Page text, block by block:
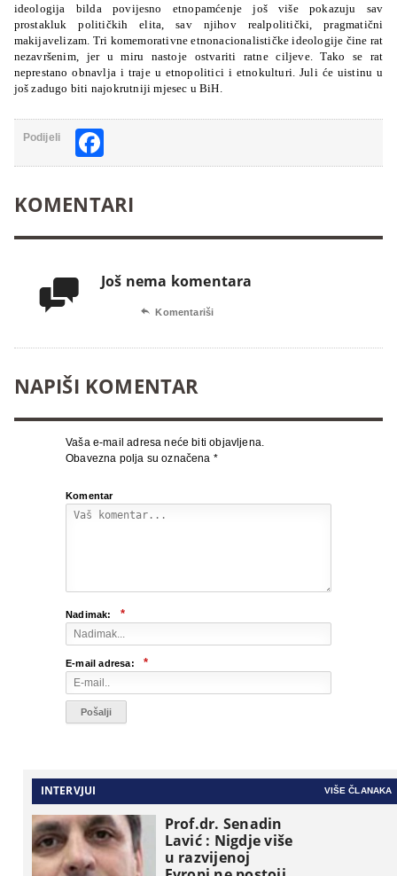
ideologija bilda povijesno etnopamćenje još više pokazuju sav
prostakluk političkih elita, sav njihov realpolitički, pragmatični
makijavelizam. Tri komemorativne etnonacionalističke ideologije čine rat
nezavršenim, jer u miru nastoje ostvariti ratne ciljeve. Tako se rat
neprestano obnavlja i traje u etnopolitici i etnokulturi. Juli će uistinu u
još zadugo biti najokrutniji mjesec u BiH.
Podijeli
KOMENTARI
 Još nema komentara
 Komentariši
NAPIŠI KOMENTAR
Vaša e-mail adresa neće biti objavljena.
Obavezna polja su označena *
Komentar
Nadimak: *
E-mail adresa: *
INTERVJUI VIŠE ČLANAKA
Prof.dr. Senadin
Lavić : Nigdje više
u razvijenoj